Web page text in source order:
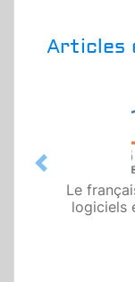
Articles
Le
logiciels
Previous